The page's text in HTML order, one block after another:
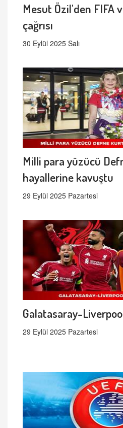
Mesut Özil'den FIFA
çağrısı
30 Eylül 2025 Salı
Milli para yüzücü
hayallerine kavuştu
29 Eylül 2025 Pazartesi
Galatasaray-
29 Eylül 2025 Pazartesi